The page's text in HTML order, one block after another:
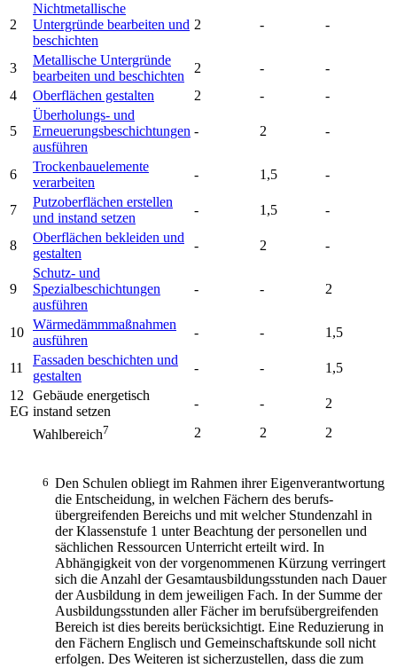
2
Nichtmetallische
Untergründe bearbeiten und
beschichten
2 - -
3
Metallische Untergründe
bearbeiten und beschichten
2 -
-
4
Oberflächen gestalten 2 - -
5
Überholungs- und
Erneuerungsbeschichtungen
ausführen
- 2 -
6
Trockenbauelemente
verarbeiten
- 1,5 -
7
Putzoberflächen erstellen
und instand setzen
- 1,5 -
8
Oberflächen bekleiden und
gestalten
- 2 -
9
Schutz- und
Spezialbeschichtungen
ausführen
- - 2
10
Wärmedämmmaßnahmen
ausführen
- - 1,5
11
Fassaden beschichten und
gestalten
- -
1,5
12
EG
Gebäude energetisch
instand setzen
- - 2
Wahlbereich7 2 2 2
6 Den Schulen obliegt im Rahmen ihrer Eigenverantwortung
die Entscheidung, in welchen Fächern des berufs-
übergreifenden Bereichs und mit welcher Stundenzahl in
der Klassenstufe 1 unter Beachtung der personellen und
sächlichen Ressourcen Unterricht erteilt wird. In
Abhängigkeit von der vorgenommenen Kürzung verringert
sich die Anzahl der Gesamtausbildungsstunden nach Dauer
der Ausbildung in dem jeweiligen Fach. In der Summe der
Ausbildungsstunden aller Fächer im berufsübergreifenden
Bereich ist dies bereits berücksichtigt. Eine Reduzierung in
den Fächern Englisch und Gemeinschaftskunde soll nicht
erfolgen. Des Weiteren ist sicherzustellen, dass die zum